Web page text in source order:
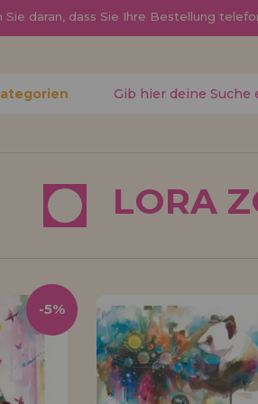
Sie daran, dass Sie Ihre Bestellung
Sie
den
LORA
-5%